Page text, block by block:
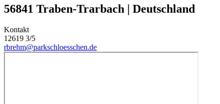
56841 Traben-Trarbach | Deutschland
Kontakt
12619 3/5
rbrehm@parkschloesschen.de